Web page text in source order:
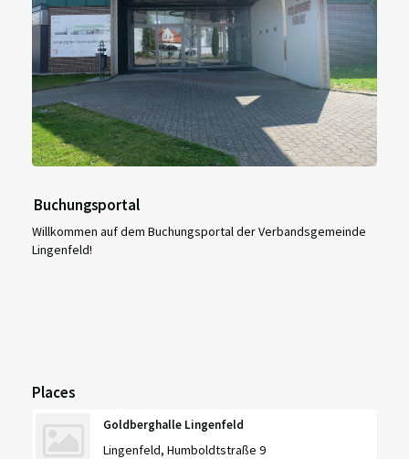
Buchungsportal
Willkommen auf dem Buchungsportal der Verbandsgemeinde
Lingenfeld!
Places
Goldberghalle Lingenfeld
Lingenfeld, Humboldtstraße 9